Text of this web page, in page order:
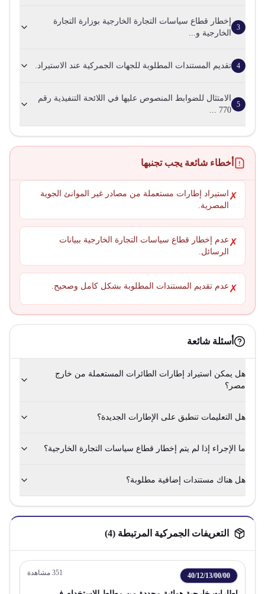
3
إخطار قطاع سياسات التجارة الخارجية بوزارة التجارة
الخارجية و...
4 تقديم المستندات المطلوبة للجهات الجمركية عند الاستيراد.
5
الامتثال للضوابط المنصوص عليها في اللائحة التنفيذية رقم
770 ...
أخطاء شائعة يجب تجنبها
✗ استيراد إطارات مستعملة من مصادر غير الموانئ الجوية
المصرية.
✗ عدم إخطار قطاع سياسات التجارة الخارجية ببيانات
الرسائل.
✗ عدم تقديم المستندات المطلوبة بشكل كامل وصحيح.
أسئلة شائعة
هل يمكن استيراد إطارات الطائرات المستعملة من خارج
مصر؟
هل التعليمات تنطبق على الإطارات الجديدة؟
ما الإجراء إذا لم يتم إخطار قطاع سياسات التجارة الخارجية؟
هل هناك مستندات إضافية مطلوبة؟
التعريفات الجمركية المرتبطة (4
)
40/12/13/00/00
351 مشاهدة